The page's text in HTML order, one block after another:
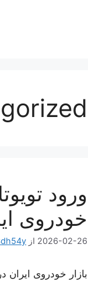
خودروی
2026-02-26 از
بازار خودروی